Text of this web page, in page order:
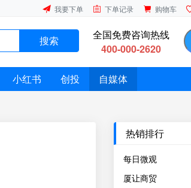
我要下单 下单记录 购物车
搜索 全国免费咨询热线
400-000-2620
小红书 创投 自媒体
热销排行
每日微观
厦让商贸